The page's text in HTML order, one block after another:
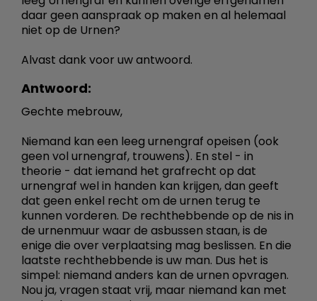
daar geen aanspraak op maken en al helemaal
niet op de Urnen?
Alvast dank voor uw antwoord.
Antwoord:
Gechte mebrouw,
Niemand kan een leeg urnengraf opeisen (ook
geen vol urnengraf, trouwens). En stel - in
theorie - dat iemand het grafrecht op dat
urnengraf wel in handen kan krijgen, dan geeft
dat geen enkel recht om de urnen terug te
kunnen vorderen. De rechthebbende op de nis in
de urnenmuur waar de asbussen staan, is de
enige die over verplaatsing mag beslissen. En die
laatste rechthebbende is uw man. Dus het is
simpel: niemand anders kan de urnen opvragen.
Nou ja, vragen staat vrij, maar niemand kan met